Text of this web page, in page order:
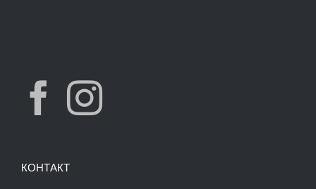
КОНТАКТ